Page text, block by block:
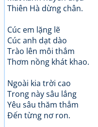
Thiên Hà dừng chân.
Cúc em lặng lẽ
Cúc anh dạt dào
Trào lên môi thắm
Thơm nồng khát khao.
Ngoài kia trời cao
Trong này sâu lắng
Yêu sâu thăm thẳm
Đến từng nơ ron.